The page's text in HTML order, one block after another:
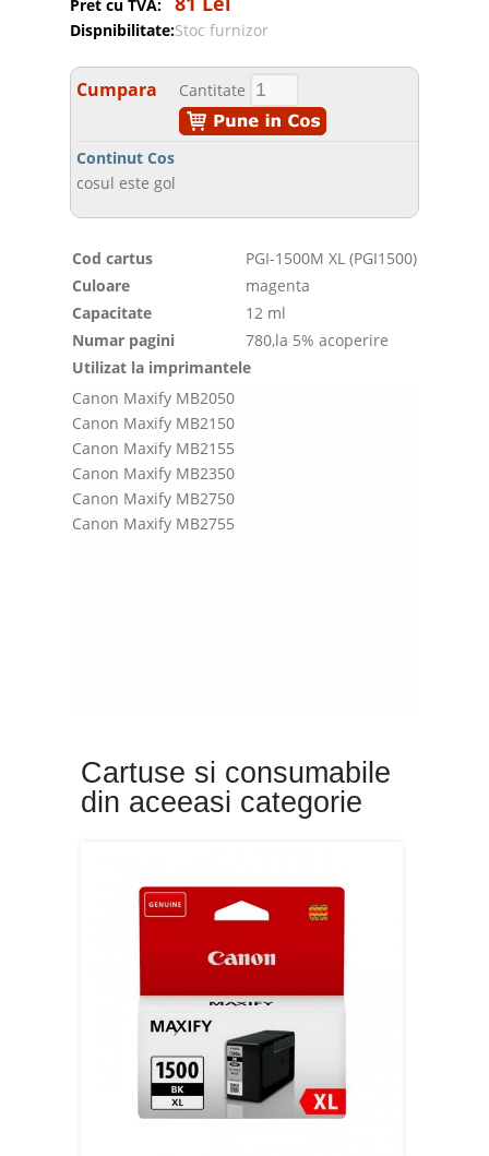
Pret cu TVA:
Dispnibilitate:Stoc furnizor
Cumpara Cantitate
Continut Cos
cosul este gol
Cod cartus
PGI-1500M XL (PGI1500)
Culoare
magenta
Capacitate
12 ml
Numar pagini
780,la 5% acoperire
Utilizat la imprimantele
Canon Maxify MB2050
Canon Maxify MB2150
Canon Maxify MB2155
Canon Maxify MB2350
Canon Maxify MB2750
Canon Maxify MB2755
Cartuse si consumabile
din aceeasi categorie